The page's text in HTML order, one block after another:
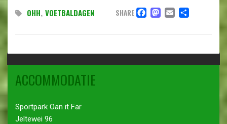
OHH, VOETBALDAGEN SHARE FACEBOOK
EMAIL
ACCOMMODATIE
Sportpark Oan it Far
Jeltewei 96